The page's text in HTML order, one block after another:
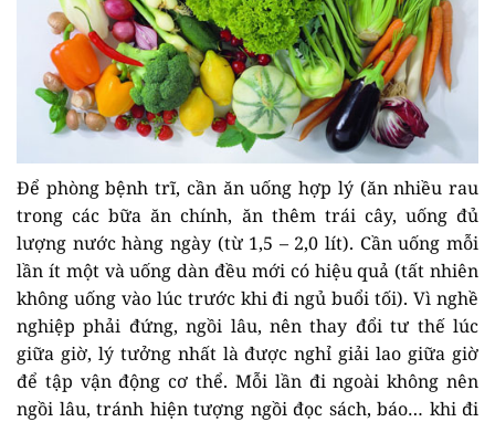
Để phòng bệnh trĩ, cần ăn uống hợp lý (ăn nhiều rau
trong các bữa ăn chính, ăn thêm trái cây, uống đủ
lượng nước hàng ngày (từ 1,5 – 2,0 lít). Cần uống mỗi
lần ít một và uống dàn đều mới có hiệu quả (tất nhiên
không uống vào lúc trước khi đi ngủ buổi tối). Vì nghề
nghiệp phải đứng, ngồi lâu, nên thay đổi tư thế lúc
giữa giờ, lý tưởng nhất là được nghỉ giải lao giữa giờ
để tập vận động cơ thể. Mỗi lần đi ngoài không nên
ngồi lâu, tránh hiện tượng ngồi đọc sách, báo… khi đi